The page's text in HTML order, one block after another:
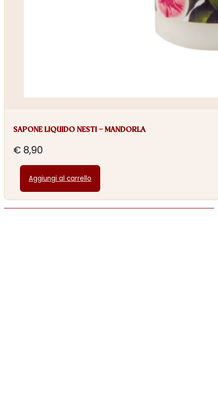
SAPONE LIQUIDO NESTI – MANDORLA
€ 8,90
Aggiungi al carrello